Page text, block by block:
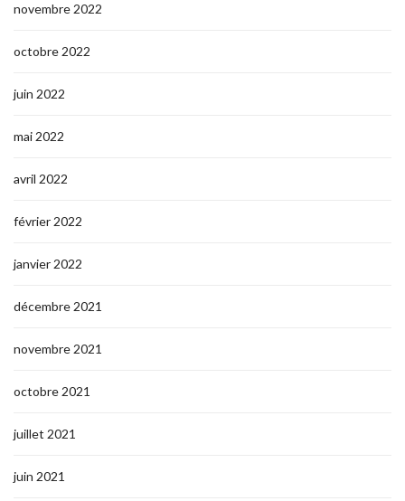
novembre 2022
octobre 2022
juin 2022
mai 2022
avril 2022
février 2022
janvier 2022
décembre 2021
novembre 2021
octobre 2021
juillet 2021
juin 2021